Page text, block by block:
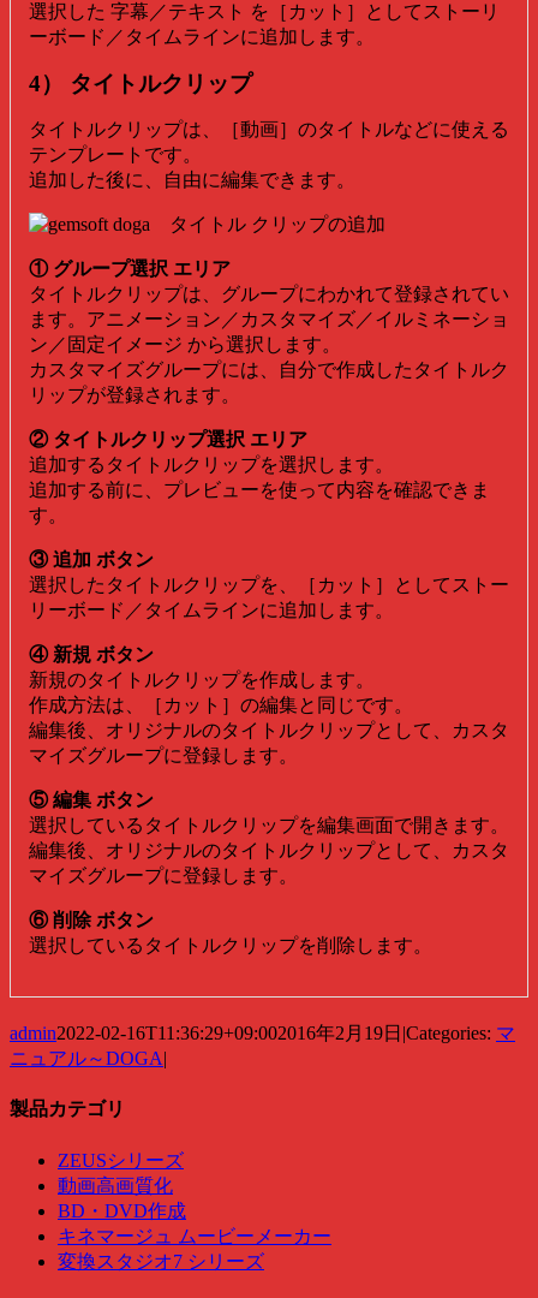
選択した 字幕／テキスト を［カット］としてストーリ
ーボード／タイムラインに追加します。
4） タイトルクリップ
タイトルクリップは、［動画］のタイトルなどに使える
テンプレートです。
追加した後に、自由に編集できます。
① グループ選択 エリア
タイトルクリップは、グループにわかれて登録されてい
ます。アニメーション／カスタマイズ／イルミネーショ
ン／固定イメージ から選択します。
カスタマイズグループには、自分で作成したタイトルク
リップが登録されます。
② タイトルクリップ選択 エリア
追加するタイトルクリップを選択します。
追加する前に、プレビューを使って内容を確認できま
す。
③ 追加 ボタン
選択したタイトルクリップを、［カット］としてストー
リーボード／タイムラインに追加します。
④ 新規 ボタン
新規のタイトルクリップを作成します。
作成方法は、［カット］の編集と同じです。
編集後、オリジナルのタイトルクリップとして、カスタ
マイズグループに登録します。
⑤ 編集 ボタン
選択しているタイトルクリップを編集画面で開きます。
編集後、オリジナルのタイトルクリップとして、カスタ
マイズグループに登録します。
⑥ 削除 ボタン
選択しているタイトルクリップを削除します。
admin2022-02-16T11:36:29+09:002016年2月19日 |Categories: マ
ニュアル～DOGA|
製品カテゴリ
ZEUSシリーズ
動画高画質化
BD・DVD作成
キネマージュ ムービーメーカー
変換スタジオ7 シリーズ